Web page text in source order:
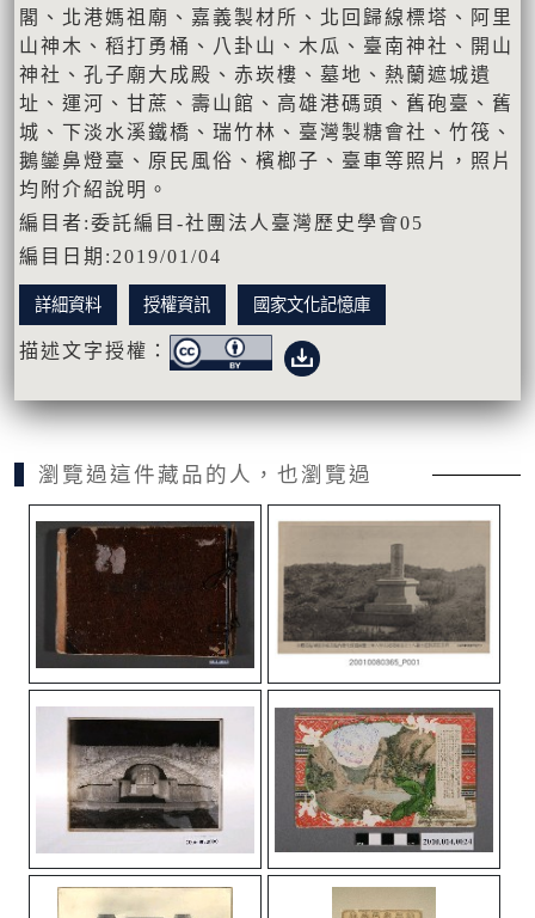
閣、北港媽祖廟、嘉義製材所、北回歸線標塔、阿里
山神木、稻打勇桶、八卦山、木瓜、臺南神社、開山
神社、孔子廟大成殿、赤崁樓、墓地、熱蘭遮城遺
址、運河、甘蔗、壽山館、高雄港碼頭、舊砲臺、舊
城、下淡水溪鐵橋、瑞竹林、臺灣製糖會社、竹筏、
鵝鑾鼻燈臺、原民風俗、檳榔子、臺車等照片，照片
均附介紹說明。
編目者:委託編目-社團法人臺灣歷史學會05
編目日期:2019/01/04
詳細資料 授權資訊 國家文化記憶庫
描述文字授權：
瀏覽過這件藏品的人，也瀏覽過